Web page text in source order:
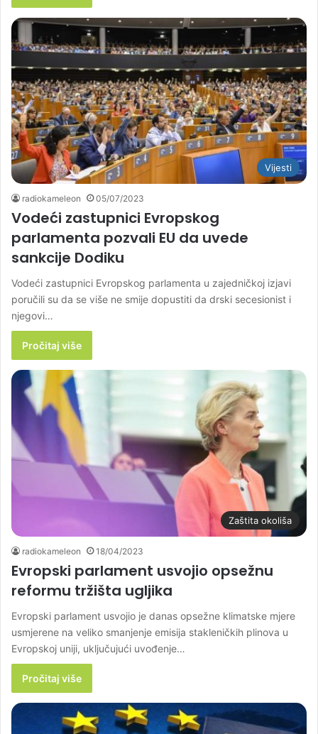
Vijesti
radiokameleon 05/07/2023
Vodeći zastupnici Evropskog
parlamenta pozvali EU da uvede
sankcije Dodiku
Vodeći zastupnici Evropskog parlamenta u zajedničkoj izjavi
poručili su da se više ne smije dopustiti da drski secesionist i
njegovi…
Pročitaj više
Zaštita okoliša
radiokameleon 18/04/2023
Evropski parlament usvojio opsežnu
reformu tržišta ugljika
Evropski parlament usvojio je danas opsežne klimatske mjere
usmjerene na veliko smanjenje emisija stakleničkih plinova u
Evropskoj uniji, uključujući uvođenje…
Pročitaj više